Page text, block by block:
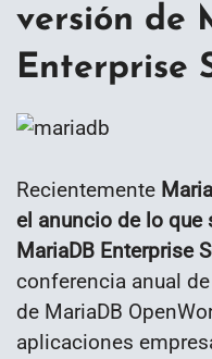
versión de
Enterprise
Recientemente
el anuncio de lo que
MariaDB Enterprise
conferencia anual
de MariaDB
aplicaciones